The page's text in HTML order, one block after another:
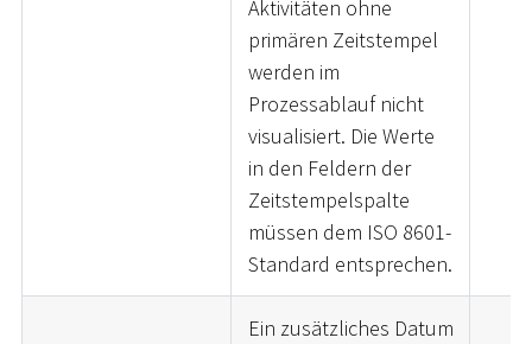
Aktivitäten ohne
primären Zeitstempel
werden im
Prozessablauf nicht
visualisiert. Die Werte
in den Feldern der
Zeitstempelspalte
müssen dem ISO 8601-
Standard entsprechen.
Ein zusätzliches Datum